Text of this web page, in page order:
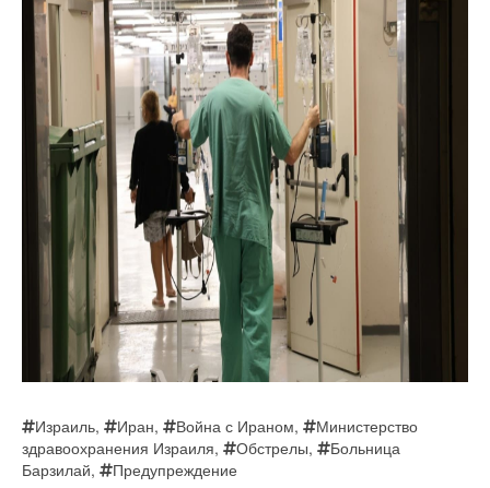
Израиль, Иран, Война с Ираном,
Министерство
здравоохранения Израиля, Обстрелы,
Больница
Барзилай, Предупреждение